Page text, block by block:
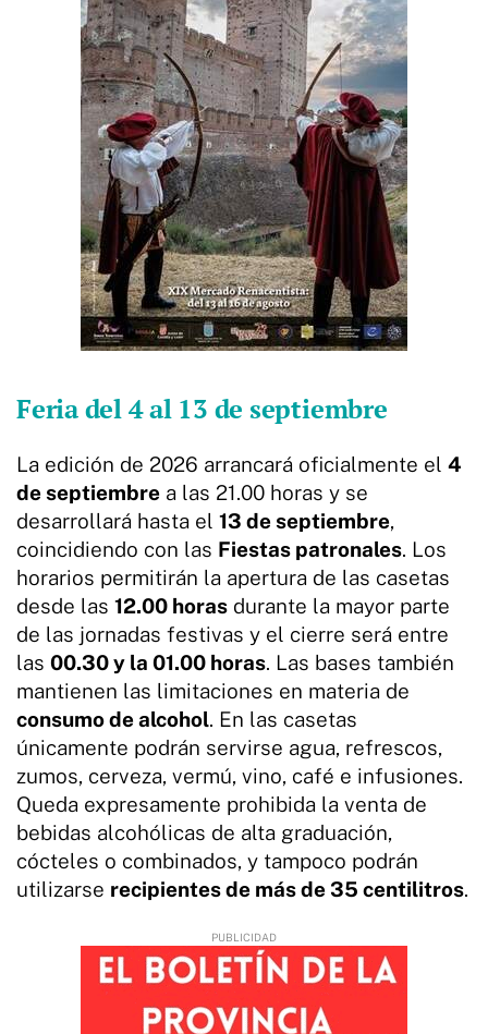
Feria del 4 al 13 de septiembre
La edición de 2026 arrancará oficialmente el 4
de septiembre a las 21.00 horas y se
desarrollará hasta el 13 de septiembre,
coincidiendo con las Fiestas patronales. Los
horarios permitirán la apertura de las casetas
desde las 12.00 horas durante la mayor parte
de las jornadas festivas y el cierre será entre
las 00.30 y la 01.00 horas. Las bases también
mantienen las limitaciones en materia de
consumo de alcohol. En las casetas
únicamente podrán servirse agua, refrescos,
zumos, cerveza, vermú, vino, café e infusiones.
Queda expresamente prohibida la venta de
bebidas alcohólicas de alta graduación,
cócteles o combinados, y tampoco podrán
utilizarse recipientes de más de 35 centilitros.